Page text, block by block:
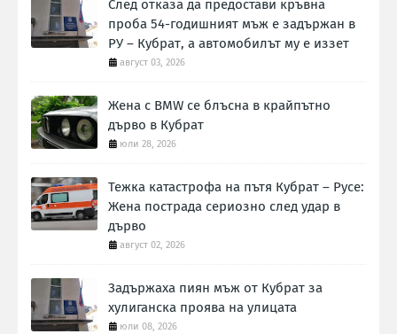
След отказа да предостави кръвна
проба 54-годишният мъж е задържан в
РУ – Кубрат, а автомобилът му е иззет
август 03, 2026
Жена с BMW се блъсна в крайпътно
дърво в Кубрат
юли 28, 2026
Тежка катастрофа на пътя Кубрат – Русе:
Жена пострада сериозно след удар в
дърво
август 02, 2026
Задържаха пиян мъж от Кубрат за
хулиганска проява на улицата
юли 08, 2026